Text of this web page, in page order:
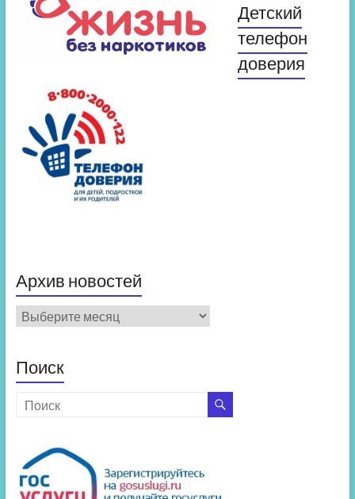
Детский
телефон
доверия
Архив новостей
Архив
новостей
Поиск